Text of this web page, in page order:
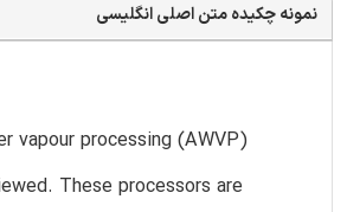
نمونه چکیده متن اصلی انگلیسی
vapour processing (AWVP)
These processors are